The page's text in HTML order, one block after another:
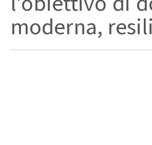
moderna,